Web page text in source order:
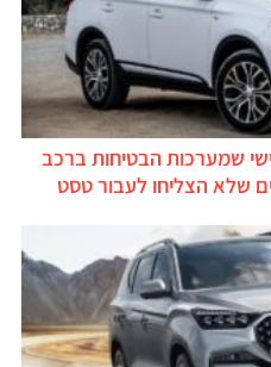
שמערכות הבטיחות ברכב
שלא הצליחו לעבור טסט